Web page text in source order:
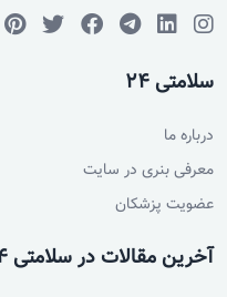
سلامتی 24
درباره ما
معرفی بنری در سایت
عضویت پزشکان
آخرین مقالات در سلامتی 24